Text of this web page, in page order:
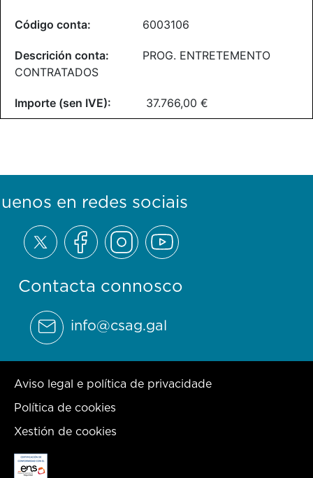
6003106
PROG. ENTRETEMENTO
CONTRATADOS
37.766,00 €
Contacta connosco
info@csag.gal
en redes sociais
Aviso legal e política de privacidade
Política de cookies
Xestión de cookies